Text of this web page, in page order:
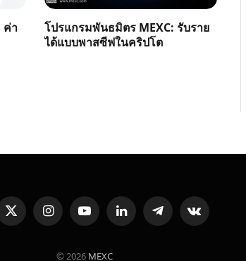
ค่า
โปรแกรมพันธมิตร MEXC: รับราย
ได้แบบพาสซีฟในคริปโต
X
(Twitter)
InstagramYouTubeLinkedInTelegramVKontakte
© 2026 MEXC